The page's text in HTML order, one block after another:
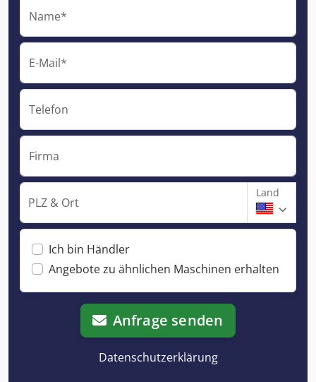
Name*
E-Mail*
Telefon
Firma
PLZ & Ort
Land
Ich bin Händler
Angebote zu ähnlichen Maschinen erhalten
Anfrage senden
Datenschutzerklärung